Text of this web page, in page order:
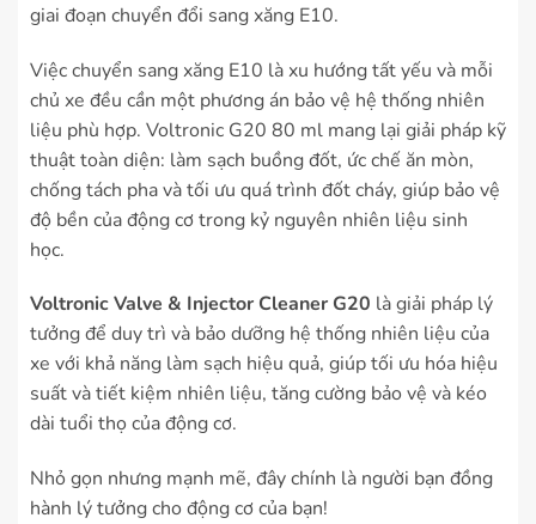
giai đoạn chuyển đổi sang xăng E10.
Việc chuyển sang xăng E10 là xu hướng tất yếu và mỗi
chủ xe đều cần một phương án bảo vệ hệ thống nhiên
liệu phù hợp. Voltronic G20 80 ml mang lại giải pháp kỹ
thuật toàn diện: làm sạch buồng đốt, ức chế ăn mòn,
chống tách pha và tối ưu quá trình đốt cháy, giúp bảo vệ
độ bền của động cơ trong kỷ nguyên nhiên liệu sinh
học.
Voltronic Valve & Injector Cleaner G20 là giải pháp lý
tưởng để duy trì và bảo dưỡng hệ thống nhiên liệu của
xe với khả năng làm sạch hiệu quả, giúp tối ưu hóa hiệu
suất và tiết kiệm nhiên liệu, tăng cường bảo vệ và kéo
dài tuổi thọ của động cơ.
Nhỏ gọn nhưng mạnh mẽ, đây chính là người bạn đồng
hành lý tưởng cho động cơ của bạn!